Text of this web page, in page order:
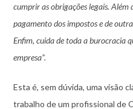
cumprir as obrigações legais. Além
pagamento dos impostos e de
Enfim, cuida de toda a burocracia
empresa”.
Esta é, sem dúvida, uma visão
trabalho de um profissional de